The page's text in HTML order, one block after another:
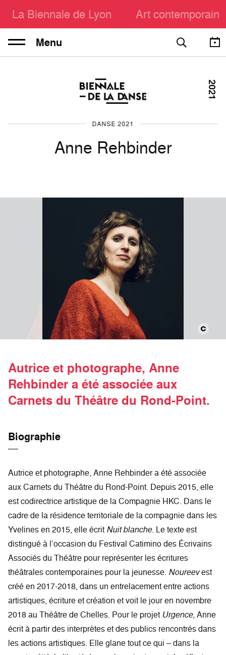
La Biennale de Lyon Art contemporain
Menu
DANSE 2021
Anne Rehbinder
2021
Autrice et photographe, Anne
Rehbinder a été associée aux
Carnets du Théâtre du Rond-Point.
Biographie
Autrice et photographe, Anne Rehbinder a été associée
aux Carnets du Théâtre du Rond-Point. Depuis 2015, elle
est codirectrice artistique de la Compagnie HKC. Dans le
cadre de la résidence territoriale de la compagnie dans les
Yvelines en 2015, elle écrit Nuit blanche. Le texte est
distingué à l’occasion du Festival Catimino des Écrivains
Associés du Théâtre pour représenter les écritures
théâtrales contemporaines pour la jeunesse. Noureevest
créé en 2017-2018, dans un entrelacement entre actions
artistiques, écriture et création et voit le jour en novembre
2018 au Théâtre de Chelles. Pour le projet Urgence, Anne
écrit à partir des interprètes et des publics rencontrés dans
les actions artistiques. Elle glane tout ce qui – dans la